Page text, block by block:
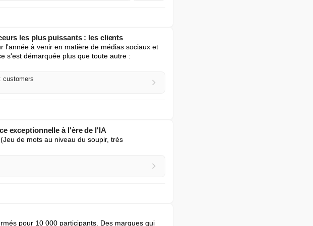
les plus puissants : les clients
l'année à venir en matière de médias sociaux et
s'est démarquée plus que toute autre :
customers
exceptionnelle à l'ère de l'IA
de mots au niveau du soupir, très
pour 10 000 participants. Des marques qui